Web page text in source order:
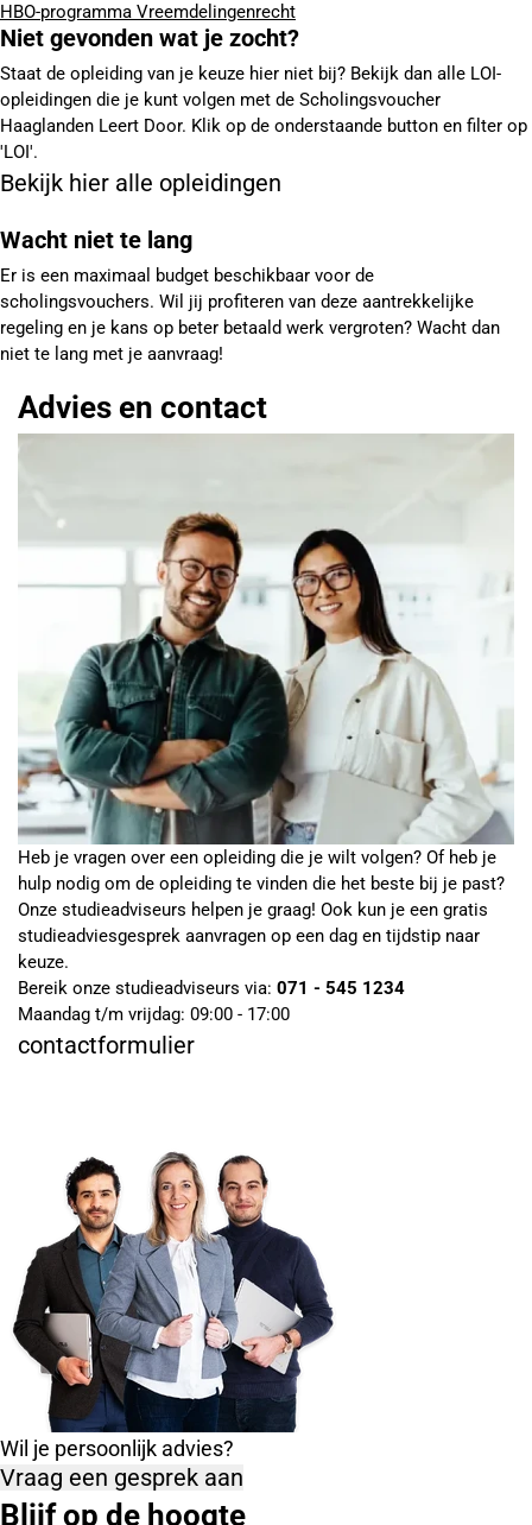
HBO-programma Vreemdelingenrecht
Niet gevonden wat je zocht?
Staat de opleiding van je keuze hier niet bij? Bekijk dan alle LOI-
opleidingen die je kunt volgen met de Scholingsvoucher
Haaglanden Leert Door. Klik op de onderstaande button en filter op
'LOI'.
Bekijk hier alle opleidingen
Wacht niet te lang
Er is een maximaal budget beschikbaar voor de
scholingsvouchers. Wil jij profiteren van deze aantrekkelijke
regeling en je kans op beter betaald werk vergroten? Wacht dan
niet te lang met je aanvraag!
Advies en contact
Heb je vragen over een opleiding die je wilt volgen? Of heb je
hulp nodig om de opleiding te vinden die het beste bij je past?
Onze studieadviseurs helpen je graag! Ook kun je een gratis
studieadviesgesprek aanvragen op een dag en tijdstip naar
keuze.
Bereik onze studieadviseurs via: 071 - 545 1234
Maandag t/m vrijdag: 09:00 - 17:00
contactformulier
Wil je persoonlijk advies?
Vraag een gesprek aan
Blijf op de hoogte